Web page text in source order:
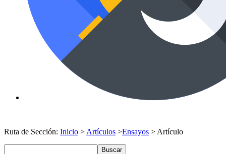
Ruta de Sección: Inicio > Artículos >Ensayos > Artículo
Buscar